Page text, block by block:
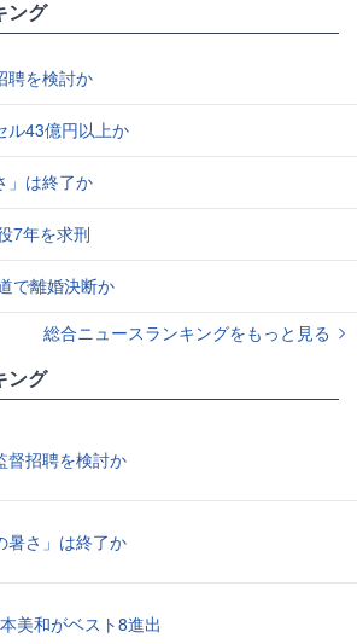
ング
聘を検討か
ル43億円以上か
」は終了か
7年を求刑
で離婚決断か
総合ニュースランキングをもっと見る
ング
督招聘を検討か
暑さ」は終了か
美和がベスト8進出